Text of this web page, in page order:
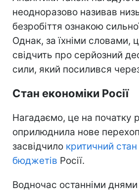
неодноразово називав
безробіття ознакою
Однак, за їхніми словами,
свідчить про серйозний
сили, який посилився
Стан економіки Росії
Нагадаємо, це на початку
оприлюднила нове
засвідчило критичний
бюджетів Росії.
Водночас останніми днями